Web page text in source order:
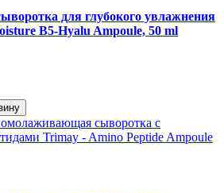
для глубокого увлажнения
B5-Hyalu Ampoule, 50 ml